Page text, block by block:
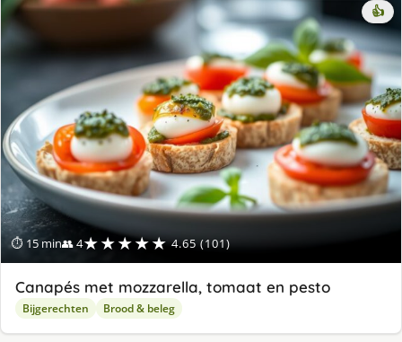
⏱ 15 min👥 4★★★★★ 4.65 (101)
👍
Canapés met mozzarella, tomaat en pesto
Bijgerechten Brood & beleg